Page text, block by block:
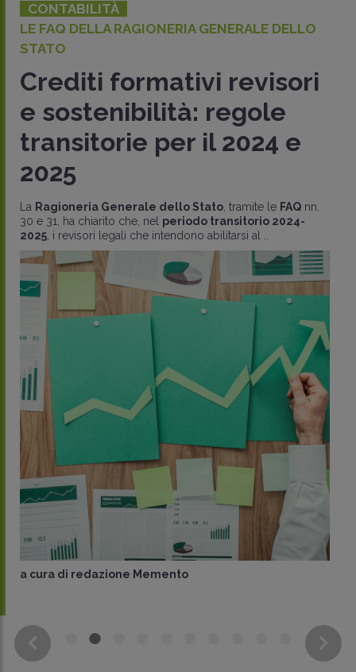
CONTABILITÀ
LE FAQ DELLA RAGIONERIA GENERALE DELLO
STATO
Crediti formativi revisori
e sostenibilità: regole
transitorie per il 2024 e
2025
La Ragioneria Generale dello Stato , tramite le FAQ nn.
30 e 31, ha chiarito che, nel periodo transitorio 2024-
2025 , i revisori legali che intendono abilitarsi al ..
a cura di redazione Memento